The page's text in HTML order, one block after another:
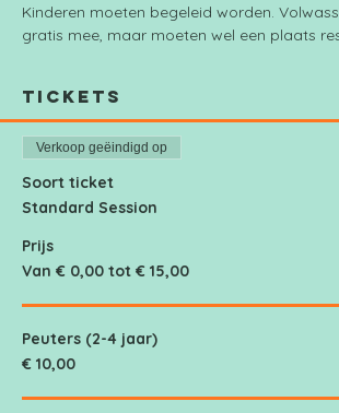
Kinderen moeten begeleid worden.
gratis mee, maar moeten wel een plaats
Tickets
Verkoop geëindigd op
Soort ticket
Standard Session
Prijs
Van € 0,00 tot € 15,00
Peuters (2-4 jaar)
€ 10,00